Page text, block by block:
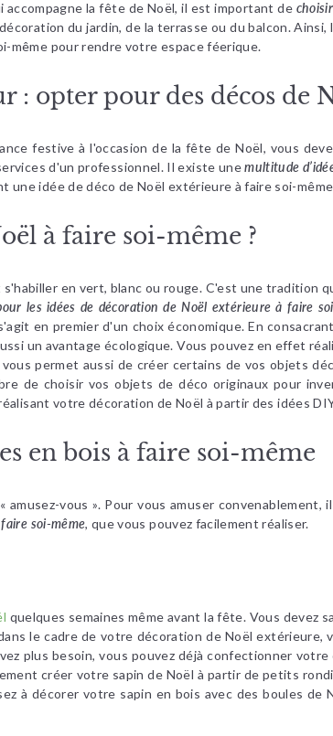
la fête de Noël, il est important de
du jardin, de la terrasse ou du balcon.
même pour rendre votre espace féerique.
: opter pour des décos de
festive à l'occasion de la fête de Noël, vous
d'un professionnel. Il existe unemultitude
une idée de déco de Noël extérieure à faire soi-
à faire soi-même ?
en vert, blanc ou rouge. C'est une tradition
les idées de décoration de Noël extérieure à faire
en premier d'un choix économique. En
un avantage écologique. Vous pouvez en effet
permet aussi de créer certains de vos objets
de choisir vos objets de déco originaux pour
votre décoration de Noël à partir des idées
en bois à faire soi-même
vous ». Pour vous amuser
soi-même, que vous pouvez facilement réaliser.
quelques semaines même avant la fête. Vous devez
le cadre de votre décoration de Noël
plus besoin, vous pouvez déjà confectionner
créer votre sapin de Noël à partir de petits
à décorer votre sapin en bois avec des boules de